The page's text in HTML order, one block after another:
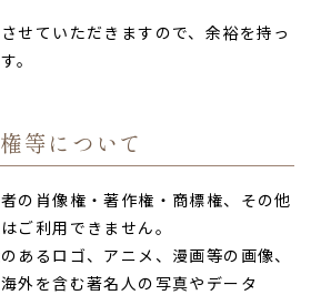
せていただきますので、余裕を持っ
。
等について
の肖像権・著作権・商標権、その他
ご利用できません。
あるロゴ、アニメ、漫画等の画像、
外を含む著名人の写真やデータ